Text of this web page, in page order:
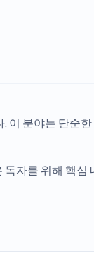
이 분야는 단순
자를 위해 핵심